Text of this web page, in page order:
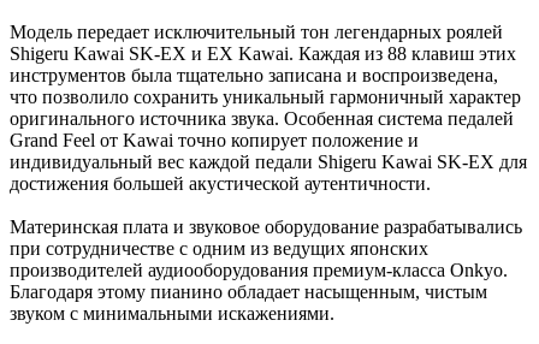
Модель передает исключительный тон легендарных роялей
Shigeru Kawai SK-EX и EX Kawai. Каждая из 88 клавиш этих
инструментов была тщательно записана и воспроизведена,
что позволило сохранить уникальный гармоничный характер
оригинального источника звука. Особенная система педалей
Grand Feel от Kawai точно копирует положение и
индивидуальный вес каждой педали Shigeru Kawai SK-EX для
достижения большей акустической аутентичности.
Материнская плата и звуковое оборудование разрабатывались
при сотрудничестве с одним из ведущих японских
производителей аудиооборудования премиум-класса Onkyo.
Благодаря этому пианино обладает насыщенным, чистым
звуком с минимальными искажениями.